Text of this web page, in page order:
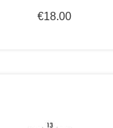
€18.00